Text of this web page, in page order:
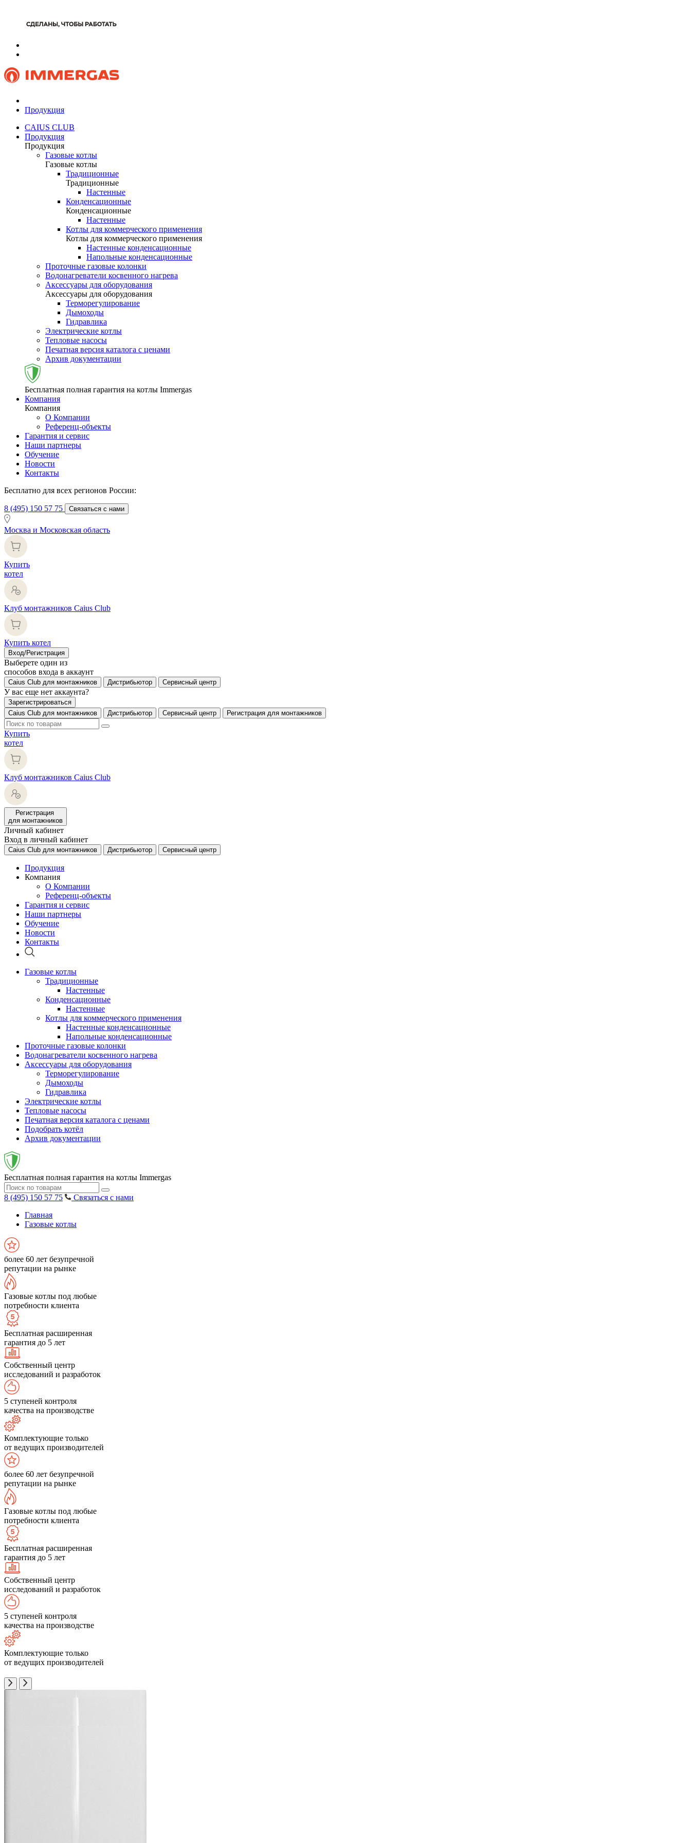
Продукция
CAIUS CLUB
Продукция
Продукция
Газовые котлы
Газовые котлы
Традиционные
Традиционные
Настенные
Конденсационные
Конденсационные
Настенные
Котлы для коммерческого применения
Котлы для коммерческого применения
Настенные конденсационные
Напольные конденсационные
Проточные газовые колонки
Водонагреватели косвенного нагрева
Аксессуары для оборудования
Аксессуары для оборудования
Терморегулирование
Дымоходы
Гидравлика
Электрические котлы
Тепловые насосы
Печатная версия каталога с ценами
Архив документации
Бесплатная полная гарантия на котлы Immergas
Компания
Компания
О Компании
Референц-объекты
Гарантия и сервис
Наши партнеры
Обучение
Новости
Контакты
Бесплатно для всех регионов России:
8 (495) 150 57 75 Связаться с нами
Москва и Московская область
Купить
котел
Клуб монтажников Caius Club
Купить котел
Вход/Регистрация
Выберете один из
способов входа в аккаунт
Caius Club для монтажников Дистрибьютор Сервисный центр
У вас еще нет аккаунта?
Зарегистрироваться
Caius Club для монтажников
Дистрибьютор Сервисный центр Регистрация для монтажников
Купить
котел
Клуб монтажников Caius Club
Регистрация
для монтажников
Личный кабинет
Вход в личный кабинет
Caius Club для монтажников Дистрибьютор Сервисный центр
Продукция
Компания
О Компании
Референц-объекты
Гарантия и сервис
Наши партнеры
Обучение
Новости
Контакты
Газовые котлы
Традиционные
Настенные
Конденсационные
Настенные
Котлы для коммерческого применения
Настенные конденсационные
Напольные конденсационные
Проточные газовые колонки
Водонагреватели косвенного нагрева
Аксессуары для оборудования
Терморегулирование
Дымоходы
Гидравлика
Электрические котлы
Тепловые насосы
Печатная версия каталога с ценами
Подобрать котёл
Архив документации
Бесплатная полная гарантия на котлы Immergas
8 (495) 150 57 75
Связаться с нами
Главная
Газовые котлы
более 60 лет безупречной
репутации на рынке
Газовые котлы под любые
потребности клиента
Бесплатная расширенная
гарантия до 5 лет
Собственный центр
исследований и разработок
5 ступеней контроля
качества на производстве
Комплектующие только
от ведущих производителей
более 60 лет безупречной
репутации на рынке
Газовые котлы под любые
потребности клиента
Бесплатная расширенная
гарантия до 5 лет
Собственный центр
исследований и разработок
5 ступеней контроля
качества на производстве
Комплектующие только
от ведущих производителей